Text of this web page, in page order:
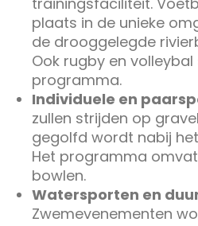
plaats in de unieke
de drooggelegde
Ook rugby en
programma.
Individuele en
zullen strijden op
gegolfd wordt nabij
Het programma
bowlen.
Watersporten en
Zwemevenementen